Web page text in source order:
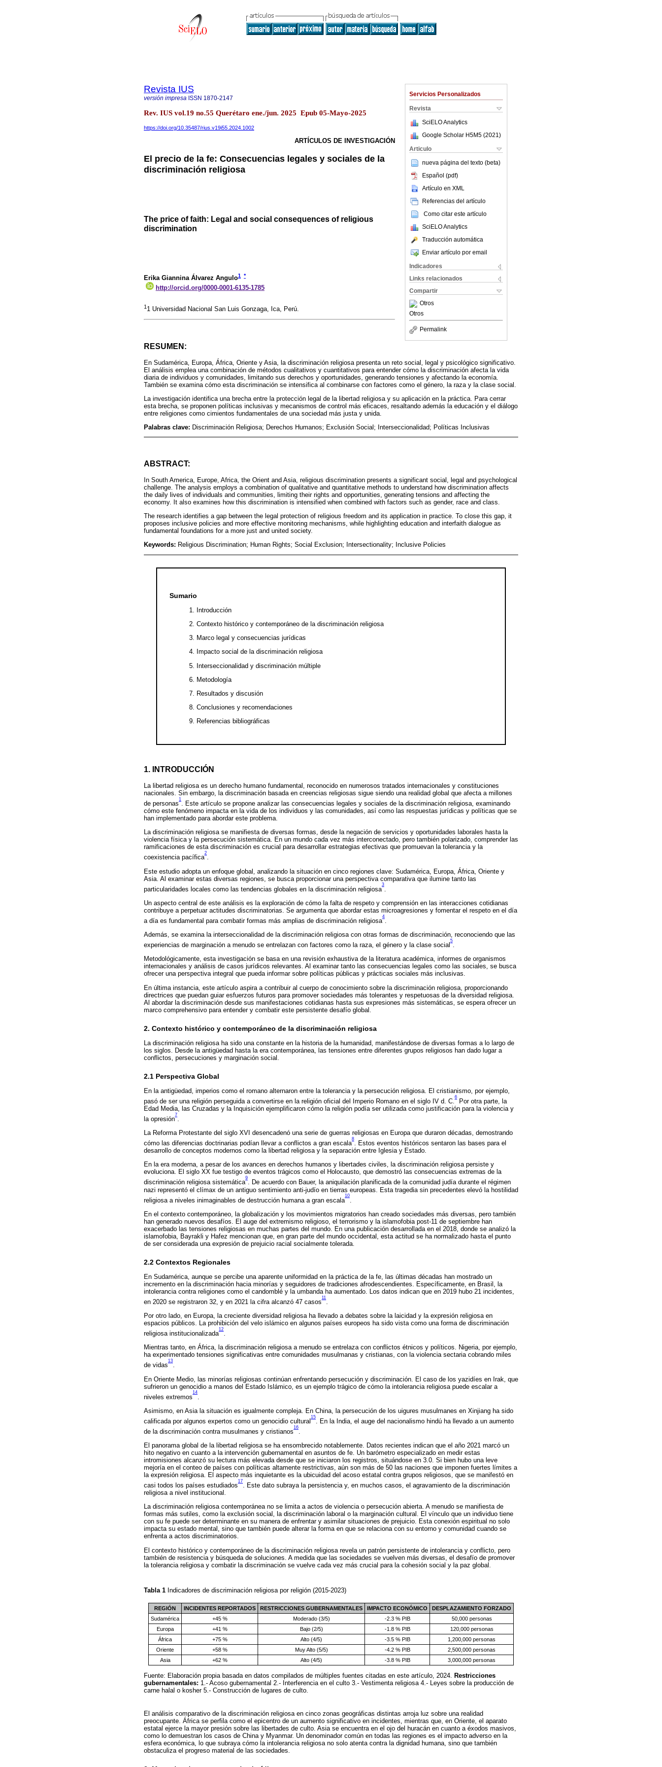
Servicios Personalizados
Revista
SciELO Analytics
Google Scholar H5M5 (2021 )
Articulo
nueva página del texto (beta)
Español (pdf)
Artículo en XML
Referencias del artículo
Como citar este artículo
SciELO Analytics
Traducción automática
Enviar artículo por email
Indicadores
Links relacionados
Compartir
Otros
Otros
Permalink
Revista IUS
versión impresa ISSN 1870-2147
Rev. IUS vol.19 no.55 Querétaro ene./jun. 2025 Epub 05-Mayo-2025
https://doi.org/10.35487/rius.v19i55.2024.1002
ARTÍCULOS DE INVESTIGACIÓN
El precio de la fe: Consecuencias legales y sociales de la
discriminación religiosa
The price of faith: Legal and social consequences of religious
discrimination
Erika Giannina Álvarez Angulo1 *
http://orcid.org/0000-0001-6135-1785
1 1 Universidad Nacional San Luis Gonzaga, Ica, Perú.
RESUMEN:
En Sudamérica, Europa, África, Oriente y Asia, la discriminación religiosa presenta un reto social, legal y psicológico significativo.
El análisis emplea una combinación de métodos cualitativos y cuantitativos para entender cómo la discriminación afecta la vida
diaria de individuos y comunidades, limitando sus derechos y oportunidades, generando tensiones y afectando la economía.
También se examina cómo esta discriminación se intensifica al combinarse con factores como el género, la raza y la clase social.
La investigación identifica una brecha entre la protección legal de la libertad religiosa y su aplicación en la práctica. Para cerrar
esta brecha, se proponen políticas inclusivas y mecanismos de control más eficaces, resaltando además la educación y el diálogo
entre religiones como cimientos fundamentales de una sociedad más justa y unida.
Palabras clave: Discriminación Religiosa; Derechos Humanos; Exclusión Social; Interseccionalidad; Políticas Inclusivas
ABSTRACT:
In South America, Europe, Africa, the Orient and Asia, religious discrimination presents a significant social, legal and psychological
challenge. The analysis employs a combination of qualitative and quantitative methods to understand how discrimination affects
the daily lives of individuals and communities, limiting their rights and opportunities, generating tensions and affecting the
economy. It also examines how this discrimination is intensified when combined with factors such as gender, race and class.
The research identifies a gap between the legal protection of religious freedom and its application in practice. To close this gap, it
proposes inclusive policies and more effective monitoring mechanisms, while highlighting education and interfaith dialogue as
fundamental foundations for a more just and united society.
Keywords: Religious Discrimination; Human Rights; Social Exclusion; Intersectionality; Inclusive Policies
Sumario
1. Introducción
2. Contexto histórico y contemporáneo de la discriminación religiosa
3. Marco legal y consecuencias jurídicas
4. Impacto social de la discriminación religiosa
5. Interseccionalidad y discriminación múltiple
6. Metodología
7. Resultados y discusión
8. Conclusiones y recomendaciones
9. Referencias bibliográficas
1. INTRODUCCIÓN
La libertad religiosa es un derecho humano fundamental, reconocido en numerosos tratados internacionales y constituciones
nacionales. Sin embargo, la discriminación basada en creencias religiosas sigue siendo una realidad global que afecta a millones
de personas
1
. Este artículo se propone analizar las consecuencias legales y sociales de la discriminación religiosa, examinando
cómo este fenómeno impacta en la vida de los individuos y las comunidades, así como las respuestas jurídicas y políticas que se
han implementado para abordar este problema.
La discriminación religiosa se manifiesta de diversas formas, desde la negación de servicios y oportunidades laborales hasta la
violencia física y la persecución sistemática. En un mundo cada vez más interconectado, pero también polarizado, comprender las
ramificaciones de esta discriminación es crucial para desarrollar estrategias efectivas que promuevan la tolerancia y la
coexistencia pacífica
2
.
Este estudio adopta un enfoque global, analizando la situación en cinco regiones clave: Sudamérica, Europa, África, Oriente y
Asia. Al examinar estas diversas regiones, se busca proporcionar una perspectiva comparativa que ilumine tanto las
particularidades locales como las tendencias globales en la discriminación religiosa
3
Un aspecto central de este análisis es la exploración de cómo la falta de respeto y comprensión en las interacciones cotidianas
contribuye a perpetuar actitudes discriminatorias. Se argumenta que abordar estas microagresiones y fomentar el respeto en el día
a día es fundamental para combatir formas más amplias de discriminación religiosa
4
Además, se examina la interseccionalidad de la discriminación religiosa con otras formas de discriminación, reconociendo que las
experiencias de marginación a menudo se entrelazan con factores como la raza, el género y la clase social
5
.
Metodológicamente, esta investigación se basa en una revisión exhaustiva de la literatura académica, informes de organismos
internacionales y análisis de casos jurídicos relevantes. Al examinar tanto las consecuencias legales como las sociales, se busca
ofrecer una perspectiva integral que pueda informar sobre políticas públicas y prácticas sociales más inclusivas.
En última instancia, este artículo aspira a contribuir al cuerpo de conocimiento sobre la discriminación religiosa, proporcionando
directrices que puedan guiar esfuerzos futuros para promover sociedades más tolerantes y respetuosas de la diversidad religiosa.
Al abordar la discriminación desde sus manifestaciones cotidianas hasta sus expresiones más sistemáticas, se espera ofrecer un
marco comprehensivo para entender y combatir este persistente desafío global.
2. Contexto histórico y contemporáneo de la discriminación religiosa
La discriminación religiosa ha sido una constante en la historia de la humanidad, manifestándose de diversas formas a lo largo de
los siglos. Desde la antigüedad hasta la era contemporánea, las tensiones entre diferentes grupos religiosos han dado lugar a
conflictos, persecuciones y marginación social.
2.1 Perspectiva Global
En la antigüedad, imperios como el romano alternaron entre la tolerancia y la persecución religiosa. El cristianismo, por ejemplo,
pasó de ser una religión perseguida a convertirse en la religión oficial del Imperio Romano en el siglo IV d. C.
6
Por otra parte, la
Edad Media, las Cruzadas y la Inquisición ejemplificaron cómo la religión podía ser utilizada como justificación para la violencia y
la opresión
7
.
La Reforma Protestante del siglo XVI desencadenó una serie de guerras religiosas en Europa que duraron décadas, demostrando
cómo las diferencias doctrinarias podían llevar a conflictos a gran escala
8
. Estos eventos históricos sentaron las bases para el
desarrollo de conceptos modernos como la libertad religiosa y la separación entre Iglesia y Estado.
En la era moderna, a pesar de los avances en derechos humanos y libertades civiles, la discriminación religiosa persiste y
evoluciona. El siglo XX fue testigo de eventos trágicos como el Holocausto, que demostró las consecuencias extremas de la
discriminación religiosa sistemática
9
. De acuerdo con Bauer, la aniquilación planificada de la comunidad judía durante el régimen
nazi representó el clímax de un antiguo sentimiento anti-judío en tierras europeas. Esta tragedia sin precedentes elevó la hostilidad
religiosa a niveles inimaginables de destrucción humana a gran escala
10
En el contexto contemporáneo, la globalización y los movimientos migratorios han creado sociedades más diversas, pero también
han generado nuevos desafíos. El auge del extremismo religioso, el terrorismo y la islamofobia post-11 de septiembre han
exacerbado las tensiones religiosas en muchas partes del mundo. En una publicación desarrollada en el 2018, donde se analizó la
islamofobia, Bayrakli y Hafez mencionan que, en gran parte del mundo occidental, esta actitud se ha normalizado hasta el punto
de ser considerada una expresión de prejuicio racial socialmente tolerada.
2.2 Contextos Regionales
En Sudamérica, aunque se percibe una aparente uniformidad en la práctica de la fe, las últimas décadas han mostrado un
incremento en la discriminación hacia minorías y seguidores de tradiciones afrodescendientes. Específicamente, en Brasil, la
intolerancia contra religiones como el candomblé y la umbanda ha aumentado. Los datos indican que en 2019 hubo 21 incidentes,
en 2020 se registraron 32, y en 2021 la cifra alcanzó 47 casos
11
.
Por otro lado, en Europa, la creciente diversidad religiosa ha llevado a debates sobre la laicidad y la expresión religiosa en
espacios públicos. La prohibición del velo islámico en algunos países europeos ha sido vista como una forma de discriminación
religiosa institucionalizada
12
.
Mientras tanto, en África, la discriminación religiosa a menudo se entrelaza con conflictos étnicos y políticos. Nigeria, por ejemplo,
ha experimentado tensiones significativas entre comunidades musulmanas y cristianas, con la violencia sectaria cobrando miles
de vidas
13
.
En Oriente Medio, las minorías religiosas continúan enfrentando persecución y discriminación. El caso de los yazidíes en Irak, que
sufrieron un genocidio a manos del Estado Islámico, es un ejemplo trágico de cómo la intolerancia religiosa puede escalar a
niveles extremos
14
Asimismo, en Asia la situación es igualmente compleja. En China, la persecución de los uigures musulmanes en Xinjiang ha sido
calificada por algunos expertos como un genocidio cultural
15
. En la India, el auge del nacionalismo hindú ha llevado a un aumento
de la discriminación contra musulmanes y cristianos
16
El panorama global de la libertad religiosa se ha ensombrecido notablemente. Datos recientes indican que el año 2021 marcó un
hito negativo en cuanto a la intervención gubernamental en asuntos de fe. Un barómetro especializado en medir estas
intromisiones alcanzó su lectura más elevada desde que se iniciaron los registros, situándose en 3.0. Si bien hubo una leve
mejoría en el conteo de países con políticas altamente restrictivas, aún son más de 50 las naciones que imponen fuertes límites a
la expresión religiosa. El aspecto más inquietante es la ubicuidad del acoso estatal contra grupos religiosos, que se manifestó en
casi todos los países estudiados
17
. Este dato subraya la persistencia y, en muchos casos, el agravamiento de la discriminación
religiosa a nivel institucional.
La discriminación religiosa contemporánea no se limita a actos de violencia o persecución abierta. A menudo se manifiesta de
formas más sutiles, como la exclusión social, la discriminación laboral o la marginación cultural. El vínculo que un individuo tiene
con su fe puede ser determinante en su manera de enfrentar y asimilar situaciones de prejuicio. Esta conexión espiritual no solo
impacta su estado mental, sino que también puede alterar la forma en que se relaciona con su entorno y comunidad cuando se
enfrenta a actos discriminatorios.
El contexto histórico y contemporáneo de la discriminación religiosa revela un patrón persistente de intolerancia y conflicto, pero
también de resistencia y búsqueda de soluciones. A medida que las sociedades se vuelven más diversas, el desafío de promover
la tolerancia religiosa y combatir la discriminación se vuelve cada vez más crucial para la cohesión social y la paz global.
Tabla 1 Indicadores de discriminación religiosa por religión (2015-2023)
REGIÓN INCIDENTES REPORTADOS RESTRICCIONES GUBERNAMENTALES IMPACTO ECONÓMICO
DESPLAZAMIENTO FORZADO
Sudamérica
+45 % Moderado (3/5) -2.3 % PIB
50,000 personas
Europa
+41 % Bajo (2/5) -1.8 % PIB
120,000 personas
África
+75 % Alto (4/5) -3.5 % PIB
1,200,000 personas
Oriente
+58 % Muy Alto (5/5) -4.2 % PIB
2,500,000 personas
Asia
+62 % Alto (4/5) -3.8 % PIB 3,000,000 personas
Fuente: Elaboración propia basada en datos compilados de múltiples fuentes citadas en este artículo, 2024. Restricciones
gubernamentales: 1.- Acoso gubernamental 2.- Interferencia en el culto 3.- Vestimenta religiosa 4.- Leyes sobre la producción de
carne halal o kosher 5.- Construcción de lugares de culto.
El análisis comparativo de la discriminación religiosa en cinco zonas geográficas distintas arroja luz sobre una realidad
preocupante. África se perfila como el epicentro de un aumento significativo en incidentes, mientras que, en Oriente, el aparato
estatal ejerce la mayor presión sobre las libertades de culto. Asia se encuentra en el ojo del huracán en cuanto a éxodos masivos,
como lo demuestran los casos de China y Myanmar. Un denominador común en todas las regiones es el impacto adverso en la
esfera económica, lo que subraya cómo la intolerancia religiosa no solo atenta contra la dignidad humana, sino que también
obstaculiza el progreso material de las sociedades.